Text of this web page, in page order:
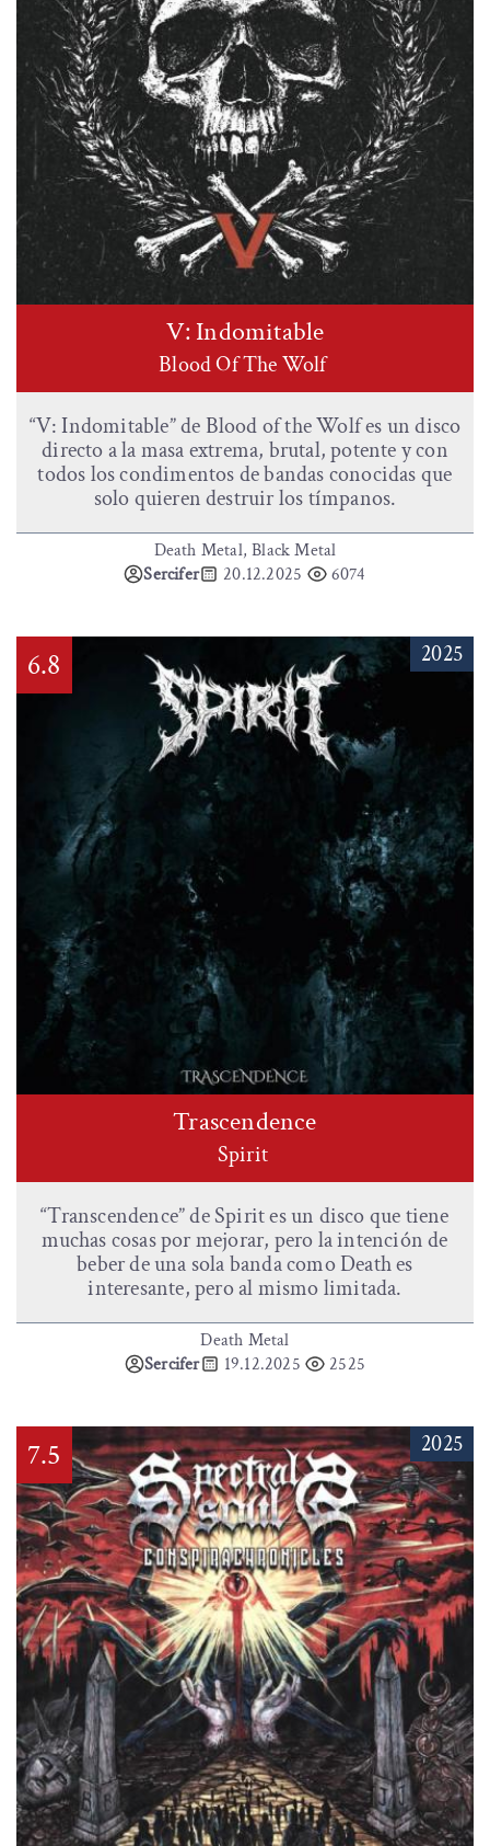
V: Indomitable
Blood Of The Wolf
“V: Indomitable” de Blood of the Wolf es un disco
directo a la masa extrema, brutal, potente y con
todos los condimentos de bandas conocidas que
solo quieren destruir los tímpanos.
Death Metal, Black Metal
Sercifer
20.12.2025 6074
Trascendence
Spirit
6.8 2025
“Transcendence” de Spirit es un disco que tiene
muchas cosas por mejorar, pero la intención de
beber de una sola banda como Death es
interesante, pero al mismo limitada.
Death Metal
Sercifer
19.12.2025 2525
7.5 2025